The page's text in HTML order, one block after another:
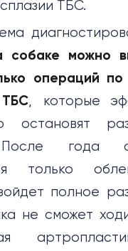
ТБС.
собаке можно
операций
ТБС , которые
остановят
года
только
полное
не сможет